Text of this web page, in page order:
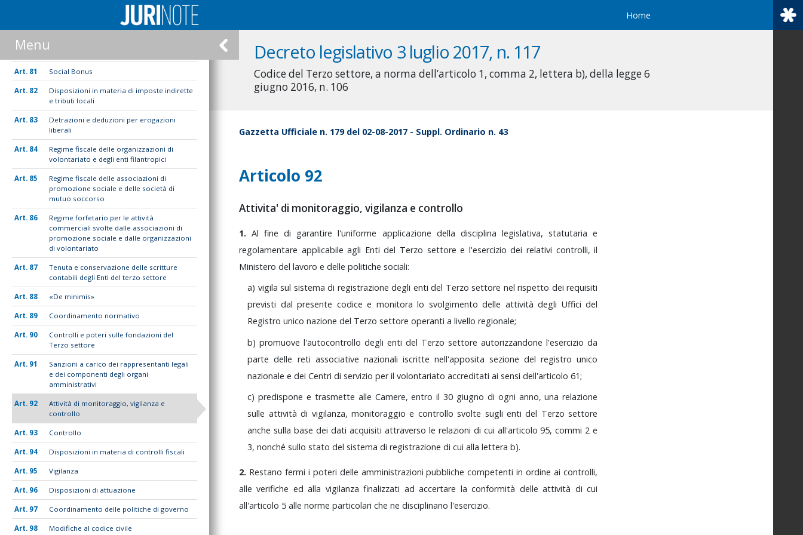
Home
Decreto legislativo 3 luglio 2017, n. 117
Codice del Terzo settore, a norma dell’articolo 1, comma 2, lettera b), della legge 6
giugno 2016, n. 106
Menu
Disposizioni in materia di imposte sui
80
81 Social Bonus
82
Disposizioni in materia di imposte indirette
e tributi locali
83
Detrazioni e deduzioni per erogazioni
liberali
84
Regime fiscale delle organizzazioni di
volontariato e degli enti filantropici
85
Regime fiscale delle associazioni di
promozione sociale e delle società di
mutuo soccorso
86
Regime forfetario per le attività
commerciali svolte dalle associazioni di
promozione sociale e dalle organizzazioni
di volontariato
87
Tenuta e conservazione delle scritture
contabili degli Enti del terzo settore
88 «De minimis»
89 Coordinamento normativo
90
Controlli e poteri sulle fondazioni del
Terzo settore
91
Sanzioni a carico dei rappresentanti legali
e dei componenti degli organi
amministrativi
92
Attività di monitoraggio, vigilanza e
controllo
93 Controllo
94 Disposizioni in materia di controlli fiscali
95 Vigilanza
96 Disposizioni di attuazione
97 Coordinamento delle politiche di governo
98 Modifiche al codice civile
Gazzetta Ufficiale n. 179 del 02-08-2017 - Suppl. Ordinario n. 43
Articolo 92
Attivita' di monitoraggio, vigilanza e controllo
1.Alfinedi garantirel'uniforme applicazione della disciplina legislativa, statutariae
regolamentare applicabileagli Entidel Terzo settoree l'eserciziodei relativi controlli,il
Ministero del lavoro e delle politiche sociali:
a) vigilasul sistemadi registrazionedegli entidel Terzosettore nelrispetto deirequisiti
previsti dalpresente codicee monitoralo svolgimentodelle attivitàdegli Ufficidel
Registrouniconazionedel Terzosettoreoperantialivelloregionale;
b)promuovel'autocontrollodeglientidel Terzosettoreautorizzandonel'esercizioda
partedelle reti associative nazionali iscritte nell'apposita sezione del registrounico
nazionaleedeiCentridiservizioperilvolontariatoaccreditatiaisensidell'articolo61;
c)predisponee trasmette alle Camere,entroil30 giugno di ogni anno,unarelazione
sulle attivitàdi vigilanza, monitoraggioe controllosvolte sugli entidel Terzosettore
anchesullabasedeidati acquisiti attraverso le relazioni di cui all'articolo95,commi 2e
3,nonchésullostatodelsistemadiregistrazionedicuiallaletterab).
2. Restano fermi i poteri delle amministrazionipubblichecompetentiinordineaicontrolli,
alleverifiche edalla vigilanzafinalizzati adaccertare laconformità delleattività dicui
all'articolo 5 alle norme particolari che ne disciplinano l'esercizio.